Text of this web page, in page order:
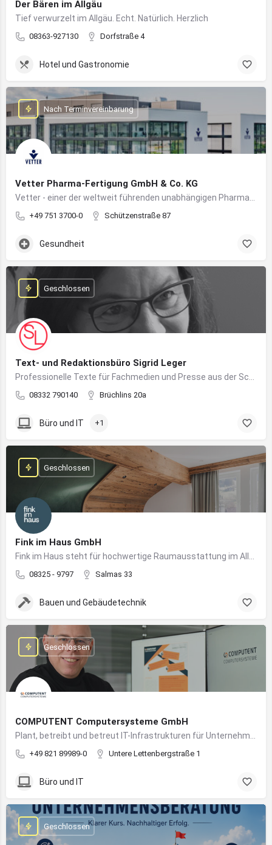
Der Bären im Allgäu
Tief verwurzelt im Allgäu. Echt. Natürlich. Herzlich
08363-927130 Dorfstraße 4
Hotel und Gastronomie
Vetter Pharma-Fertigung GmbH & Co. KG
+49 751 3700-0 Schützenstraße 87
Nach Terminvereinbarung
Gesundheit
Text- und Redaktionsbüro Sigrid Leger
08332 790140 Brüchlins 20a
Geschlossen
Büro und IT +1
Fink im Haus GmbH
08325 - 9797 Salmas 33
Geschlossen
Bauen und Gebäudetechnik
COMPUTENT Computersysteme GmbH
+49 821 89989-0 Untere Lettenbergstraße 1
Geschlossen
Büro und IT
Geschlossen